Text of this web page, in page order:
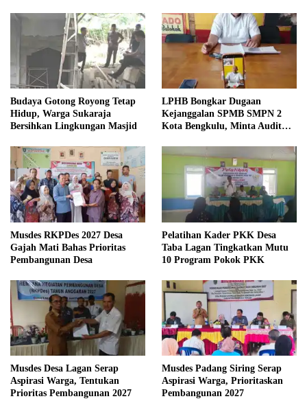
Budaya Gotong Royong Tetap
Hidup, Warga Sukaraja
Bersihkan Lingkungan Masjid
LPHB Bongkar Dugaan
Kejanggalan SPMB SMPN 2
Kota Bengkulu, Minta Audit
Musdes RKPDes 2027 Desa
Gajah Mati Bahas Prioritas
Pembangunan Desa
Pelatihan Kader PKK Desa
Taba Lagan Tingkatkan Mutu
10 Program Pokok PKK
Musdes Desa Lagan Serap
Aspirasi Warga, Tentukan
Prioritas Pembangunan 2027
Musdes Padang Siring Serap
Aspirasi Warga, Prioritaskan
Pembangunan 2027